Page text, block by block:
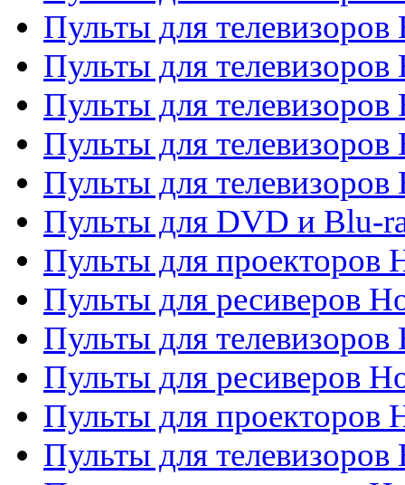
Пульты для телевизоров
Пульты для телевизоров
Пульты для телевизоров
Пульты для телевизоров
Пульты для телевизоров
Пульты для DVD и Blu-
Пульты для проекторов
Пульты для ресиверов
Пульты для
Пульты для ресиверов
Пульты для проекторов
Пульты для телевизоров